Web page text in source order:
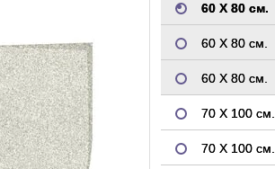
60 Х 80 см.
60 Х 80 см.
60 Х 80 см.
70 Х 100 см.
70 Х 100 см.